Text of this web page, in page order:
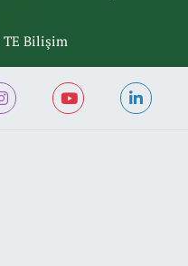
TE Bilişim